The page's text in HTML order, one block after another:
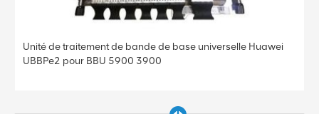
Unité de traitement de bande de base universelle Huawei
UBBPe4 pour BBU 5900 3900